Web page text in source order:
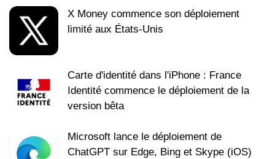
X Money commence son déploiement
limité aux États-Unis
Carte d'identité dans l'iPhone : France
Identité commence le déploiement de la
version bêta
Microsoft lance le déploiement de
ChatGPT sur Edge, Bing et Skype (iOS)